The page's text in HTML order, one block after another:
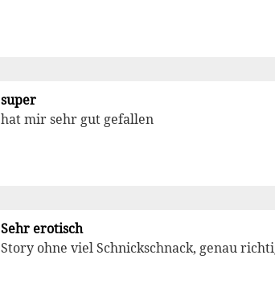
super
hat mir sehr gut gefallen
Sehr erotisch
Story ohne viel Schnickschnack, genau